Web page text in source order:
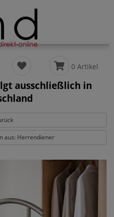
0 Artikel
ausschließlich in
aus: Herrendiener